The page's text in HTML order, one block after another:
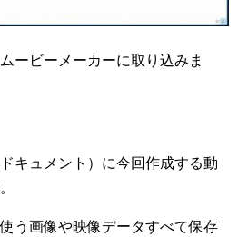
ービーメーカーに取り込みま
キュメント）に今回作成する動
う画像や映像データすべて保存